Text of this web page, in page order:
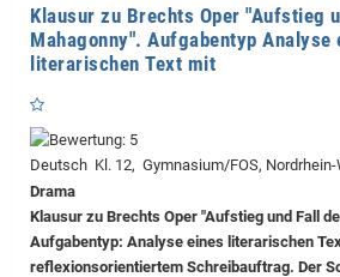
Klausur zu Brechts Oper "Aufstieg
Mahagonny". Aufgabentyp Analyse
literarischen Text mit
Deutsch Kl. 12, Gymnasium/FOS,
Drama
Klausur zu Brechts Oper "Aufstieg und Fall
Aufgabentyp: Analyse eines literarischen
reflexionsorientiertem Schreibauftrag. Der